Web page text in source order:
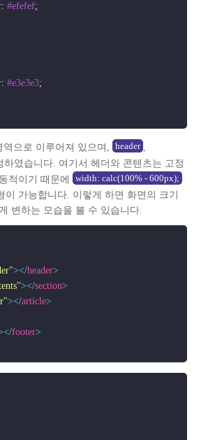
: #efefef;
: #e3e3e3;
으로 이루어져 있으며, header ,
하였습니다. 여기서 헤더와 콘텐츠는 고정
적이기 때문에
width: calc(100% - 600px);
이 가능합니다. 이렇게 하면 화면의 크기
변하는 모습을 볼 수 있습니다.
></header>
></section>
></article>
</footer>